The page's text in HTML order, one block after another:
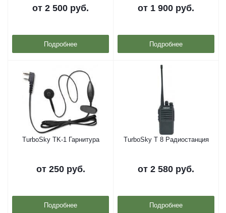
от 2 500 руб.
Подробнее
от 1 900 руб.
Подробнее
TurboSky TK-1 Гарнитура
от 250 руб.
Подробнее
TurboSky T 8 Радиостанция
от 2 580 руб.
Подробнее